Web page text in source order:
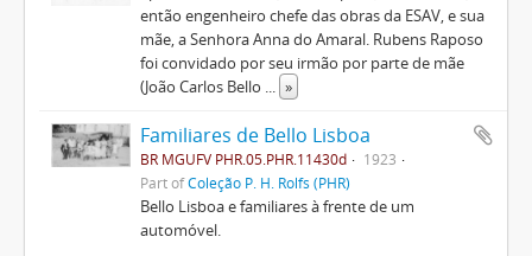
então engenheiro chefe das obras da ESAV, e sua
mãe, a Senhora Anna do Amaral. Rubens Raposo
foi convidado por seu irmão por parte de mãe
(João Carlos Bello
»
Familiares de Bello Lisboa
BR MGUFV PHR.05.PHR.11430d
1923
Part ofColeção P. H. Rolfs (PHR)
Bello Lisboa e familiares à frente de um
automóvel.